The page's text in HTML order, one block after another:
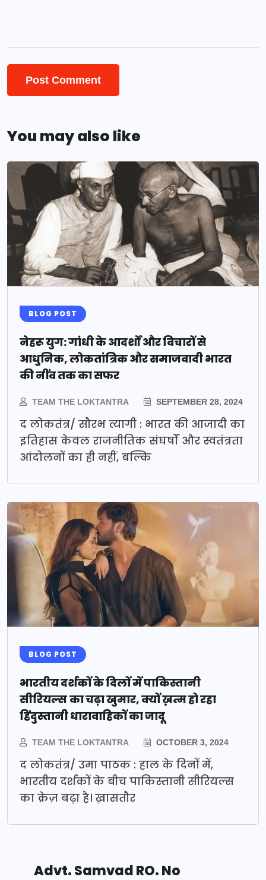
You may also like
BLOG POST
नेहरू युग: गांधी के आदर्शों और विचारों से
आधुनिक, लोकतांत्रिक और समाजवादी भारत
की नींव तक का सफर
TEAM THE LOKTANTRA SEPTEMBER 28, 2024
द लोकतंत्र/ सौरभ त्यागी : भारत की आजादी का
इतिहास केवल राजनीतिक संघर्षों और स्वतंत्रता
आंदोलनों का ही नहीं, बल्कि
BLOG POST
भारतीय दर्शकों के दिलों में पाकिस्तानी
सीरियल्स का चढ़ा खुमार, क्यों ख़त्म हो रहा
हिंदुस्तानी धारावाहिकों का जादू
TEAM THE LOKTANTRA OCTOBER 3, 2024
द लोकतंत्र/ उमा पाठक : हाल के दिनों में,
भारतीय दर्शकों के बीच पाकिस्तानी सीरियल्स
का क्रेज़ बढ़ा है। ख़ासतौर
Advt. Samvad RO. No